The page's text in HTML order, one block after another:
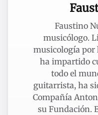
Faustino
musicólogo.
musicología por
ha impartido
todo el
guitarrista, ha
Compañía
su Fundación.